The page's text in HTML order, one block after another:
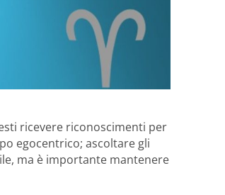
ricevere riconoscimenti per
egocentrico; ascoltare gli
ma è importante mantenere